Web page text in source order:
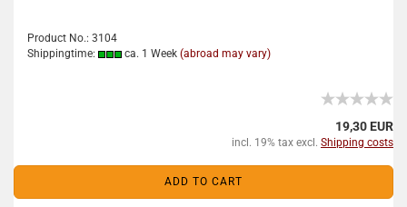
Product No.: 3104
Shippingtime:
ca. 1 Week (abroad may vary)
19,30 EUR
incl. 19% tax excl. Shipping costs
ADD TO CART